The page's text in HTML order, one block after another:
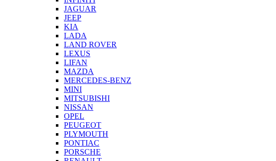
JAGUAR
JEEP
KIA
LADA
LAND ROVER
LEXUS
LIFAN
MAZDA
MERCEDES-BENZ
MINI
MITSUBISHI
NISSAN
OPEL
PEUGEOT
PLYMOUTH
PONTIAC
PORSCHE